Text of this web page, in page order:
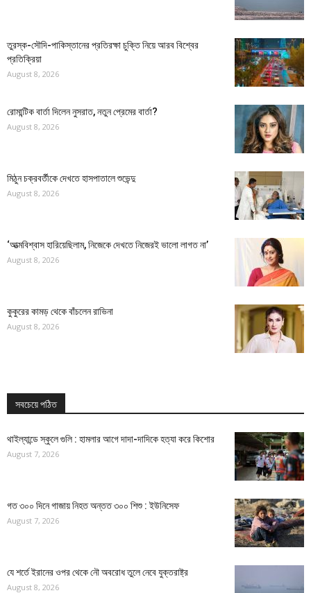
তুরস্ক-সৌদি-পাকিস্তানের প্রতিরক্ষা চুক্তি নিয়ে আরব বিশ্বের
প্রতিক্রিয়া
August 8, 2026
রোমান্টিক বার্তা দিলেন নুসরাত, নতুন প্রেমের বার্তা?
August 8, 2026
মিঠুন চক্রবর্তীকে দেখতে হাসপাতালে শুভেন্দু
August 8, 2026
‘আত্মবিশ্বাস হারিয়েছিলাম, নিজেকে দেখতে নিজেরই ভালো লাগত না’
August 8, 2026
কুকুরের কামড় থেকে বাঁচলেন রাভিনা
August 8, 2026
সবচেয়ে পঠিত
থাইল্যান্ডে স্কুলে গুলি : হামলার আগে দাদা-দাদিকে হত্যা করে কিশোর
August 7, 2026
গত ৩০০ দিনে গাজায় নিহত অন্তত ৩০০ শিশু : ইউনিসেফ
August 7, 2026
যে শর্তে ইরানের ওপর থেকে নৌ অবরোধ তুলে নেবে যুক্তরাষ্ট্র
August 8, 2026